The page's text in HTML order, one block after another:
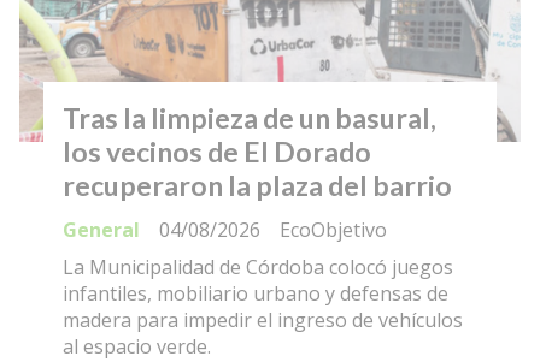
Tras la limpieza de un basural,
los vecinos de El Dorado
recuperaron la plaza del barrio
EcoObjetivo
General
04/08/2026
La Municipalidad de Córdoba colocó juegos
infantiles, mobiliario urbano y defensas de
madera para impedir el ingreso de vehículos
al espacio verde.